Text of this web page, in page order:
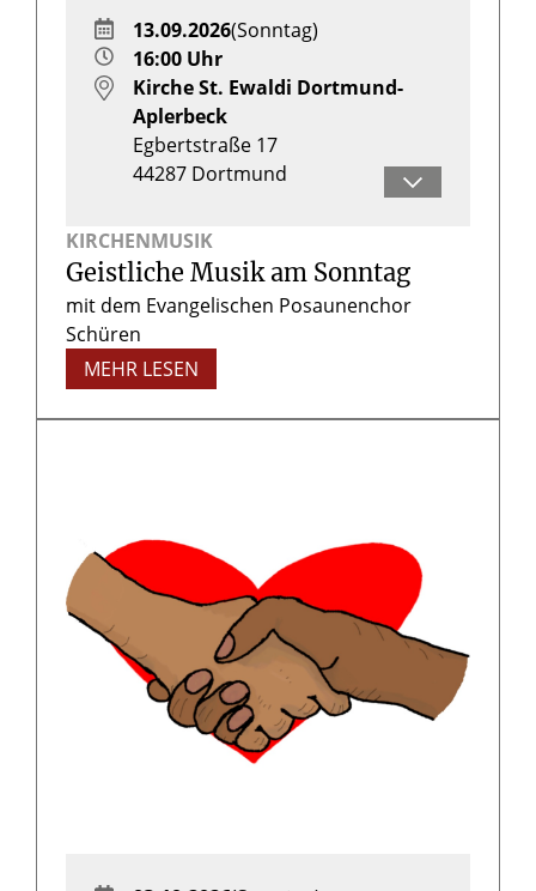
KIRCHENMUSIK
Geistliche Musik am Sonntag
mit dem Evangelischen Posaunenchor
Schüren
MEHR LESEN
13.09.2026(Sonntag)
16:00 Uhr
Kirche St. Ewaldi Dortmund-
Aplerbeck
Egbertstraße 17
44287 Dortmund